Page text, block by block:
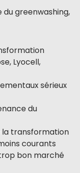
greenwashing,
Lyocell,
sérieux
du
la transformation
courants
bon marché